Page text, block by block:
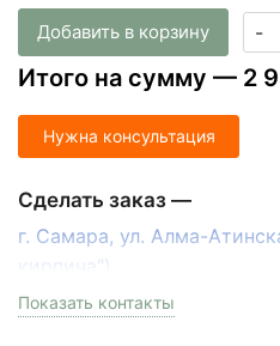
Добавить в корзину -
Итого на сумму — 2
Нужна консультация
Сделать заказ —
г. Самара, ул. Алма-
кирпича")
пн-пт с 9:00 до 18:00, сб с
Показать контакты